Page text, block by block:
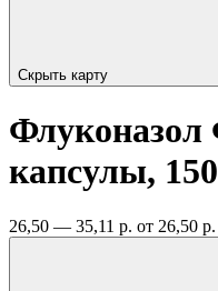
Скрыть карту
капсулы,
26,50 — 35,11 р. от 26,50 р.